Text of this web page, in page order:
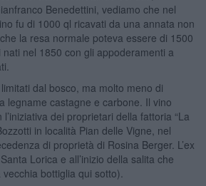
Benedettini, vediamo che nel
fu di 1000 ql ricavati da una annata non
la resa normale poteva essere di 1500
nel 1850 con gli appoderamenti a
dal bosco, ma molto meno di
legname castagne e carbone. Il vino
dei proprietari della fattoria “La
in località Pian delle Vigne, nel
di proprietà di Rosina Berger. L’ex
Lorica e all’inizio della salita che
bottiglia qui sotto).